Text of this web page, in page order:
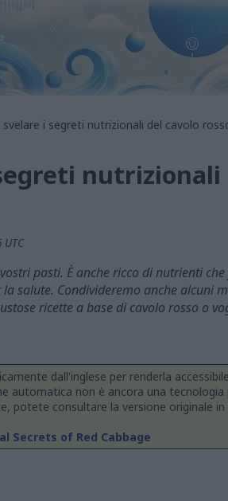
i segreti nutrizionali del cavolo
nutrizionali
pasti. È anche ricco di nutrienti
salute. Condivideremo anche alcuni
ricette a base di cavolo rosso o
dall'inglese per renderla
automatica non è ancora una tecnologia
potete consultare la versione originale in
Secrets of Red Cabbage